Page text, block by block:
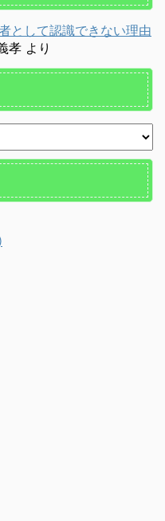
として認識できない理由
孝 より